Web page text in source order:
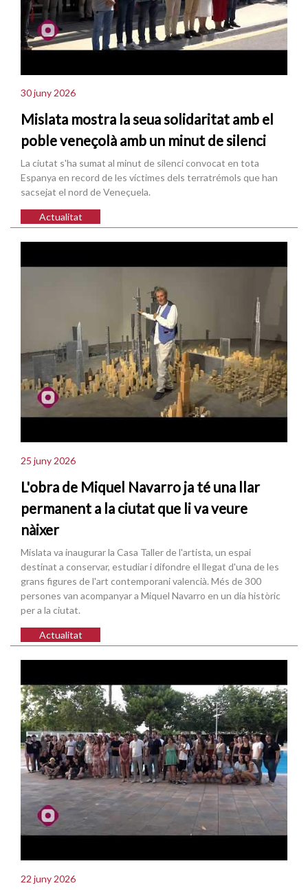
30 juny 2026
Mislata mostra la seua solidaritat amb el
poble veneçolà amb un minut de silenci
La ciutat s'ha sumat al minut de silenci convocat en tota
Espanya en record de les víctimes dels terratrémols que han
sacsejat el nord de Veneçuela.
Actualitat
25 juny 2026
L'obra de Miquel Navarro ja té una llar
permanent a la ciutat que li va veure
nàixer
Mislata va inaugurar la Casa Taller de l'artista, un espai
destinat a conservar, estudiar i difondre el llegat d'una de les
grans figures de l'art contemporani valencià. Més de 300
persones van acompanyar a Miquel Navarro en un dia històric
per a la ciutat.
Actualitat
22 juny 2026